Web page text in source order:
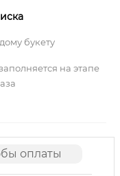
букету
на этапе
оплаты